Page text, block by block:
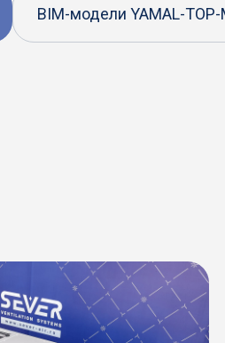
BIM-модели YAMAL-TOP-